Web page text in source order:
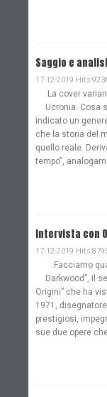
Saggio e analisi
17-12-2019
La cover
Ucronia. Cosa
indicato un
che la storia del
quello reale.
tempo”,
Intervista con
17-12-2019
Facciamo
Darkwood”, il
Origini” che ha
1971,
prestigiosi,
sue due opere